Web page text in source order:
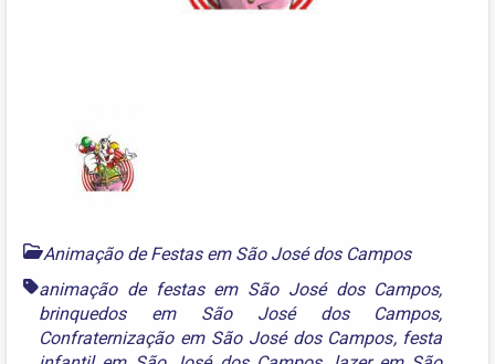
Animação de Festas em São José dos Campos
animação de festas em São José dos Campos,
brinquedos em São José dos Campos,
Confraternização em São José dos Campos, festa